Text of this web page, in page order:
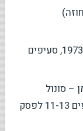
חוק החוזים (חלק כללי) התשל"ג-1973, סעיפים
יוסף הרמן – סונול
ישראל בע"מ (29.12.2002), סעיפים 11-13 לפסק